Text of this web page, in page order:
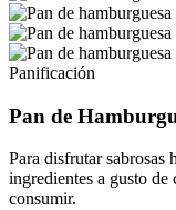
Panificación
Pan de
Para disfrutar sabrosas
ingredientes a gusto de
consumir.